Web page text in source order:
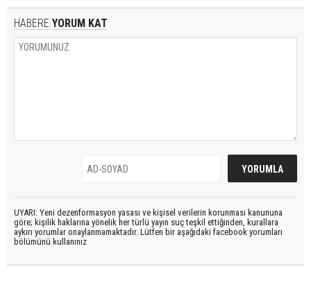
HABERE YORUM KAT
UYARI: Yeni dezenformasyon yasası ve kişisel verilerin korunması kanununa
göre; kişilik haklarına yönelik her türlü yayın suç teşkil ettiğinden, kurallara
aykırı yorumlar onaylanmamaktadır. Lütfen bir aşağıdaki facebook yorumları
bölümünü kullanınız